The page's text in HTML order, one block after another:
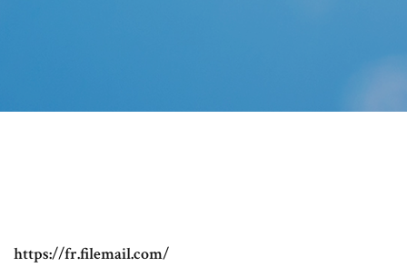
https://fr.filemail.com/